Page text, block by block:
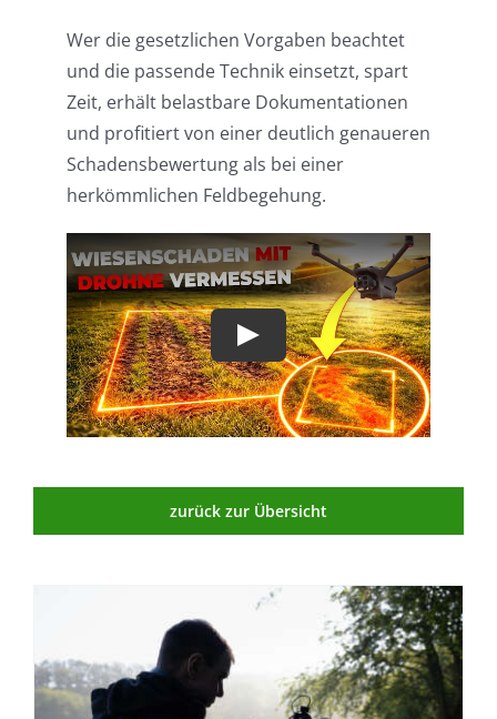
Wer die gesetzlichen Vorgaben beachtet
und die passende Technik einsetzt, spart
Zeit, erhält belastbare Dokumentationen
und profitiert von einer deutlich genaueren
Schadensbewertung als bei einer
herkömmlichen Feldbegehung.
zurück zur Übersicht